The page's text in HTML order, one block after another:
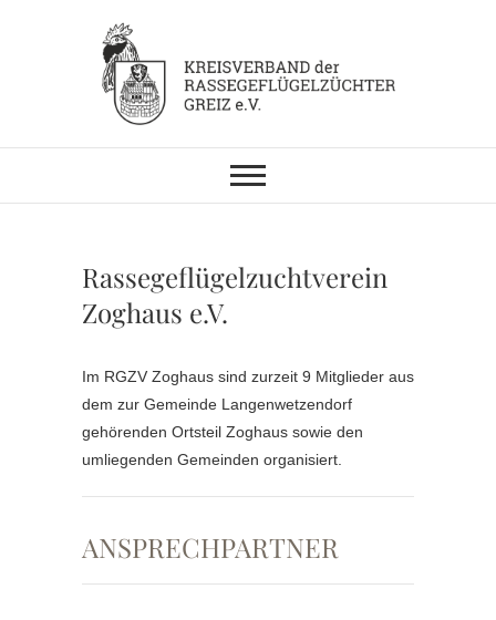
KV RGZ Greiz
Rassegeflügelzuchtverein
Zoghaus e.V.
Im RGZV Zoghaus sind zurzeit 9 Mitglieder aus
dem zur Gemeinde Langenwetzendorf
gehörenden Ortsteil Zoghaus sowie den
umliegenden Gemeinden organisiert.
ANSPRECHPARTNER